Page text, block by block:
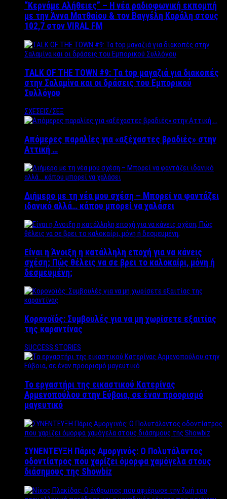
“Kερνάμε Αλήθειες” – Η νέα ραδιοφωνική εκπομπή
με την Άννα Ματθαίου & τον Βαγγέλη Καράλη στους
102,7 στον VIRAL FM
TALK OF THE TOWN #9: Τα top μαγαζιά για διακοπές
στην Σαλαμίνα και οι δράσεις του Εμπορικού
Συλλόγου
ΣΧΕΣΕΙΣ/ΣΕΞ
Απόμερες παραλίες για «αξέχαστες βραδιές» στην
Αττική …
Διήμερο με τη νέα μου σχέση – Μπορεί να φαντάζει
ιδανικό αλλά… κάπου μπορεί να χαλάσει
Είναι η Άνοιξη η κατάλληλη εποχή για να κάνεις
σχέση; Πώς θέλεις να σε βρει το καλοκαίρι, μόνη ή
δεσμευμένη;
Κορονοϊός: Συμβουλές για να μη χωρίσετε εξαιτίας
της καραντίνας
SUCCESS STORIES
Το εργαστήρι της εικαστικού Κατερίνας
Αρμενοπούλου στην Εύβοια, σε έναν προορισμό
μαγευτικό
ΣΥΝΕΝΤΕΥΞΗ Πάρις Αμοργινός: O Πολυτάλαντος
οδοντίατρος που χαρίζει όμορφα χαμόγελα στους
διάσημους της Showbiz